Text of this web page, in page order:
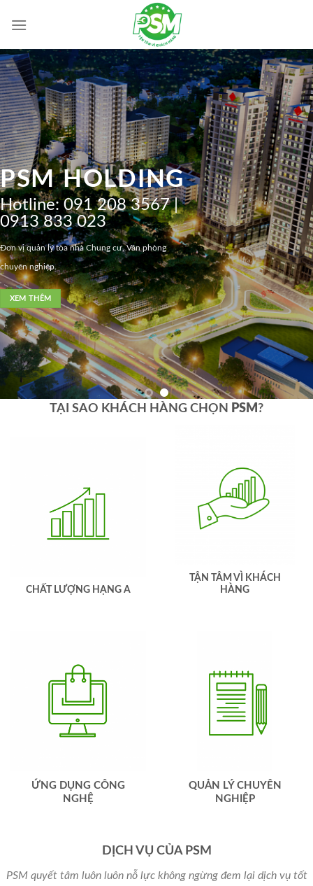
PSM HOLDING
Hotline:091 208 3567 |
0913 833 023
Đơn vị quản lý tòa nhà Chung cư, Văn phòng
chuyên nghiệp.
XEM THÊM
TẠI SAO KHÁCH HÀNG CHỌN PSM?
CHẤT LƯỢNG HẠNG A
TẬN TÂM VÌ KHÁCH
HÀNG
ỨNG DỤNG CÔNG
NGHỆ
QUẢN LÝ CHUYÊN
NGHIỆP
DỊCH VỤ CỦA PSM
PSM quyết tâm luôn luôn nỗ lực không ngừng đem lại dịch vụ tốt